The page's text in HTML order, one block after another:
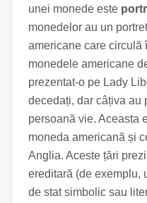
unei monede este
monedelor au un
americane care circulă
monedele americane
prezentat-o ​​pe Lady
decedați, dar câțiva au
persoană vie. Aceasta
moneda americană și
Anglia. Aceste țări
ereditară (de exemplu,
de stat simbolic sau